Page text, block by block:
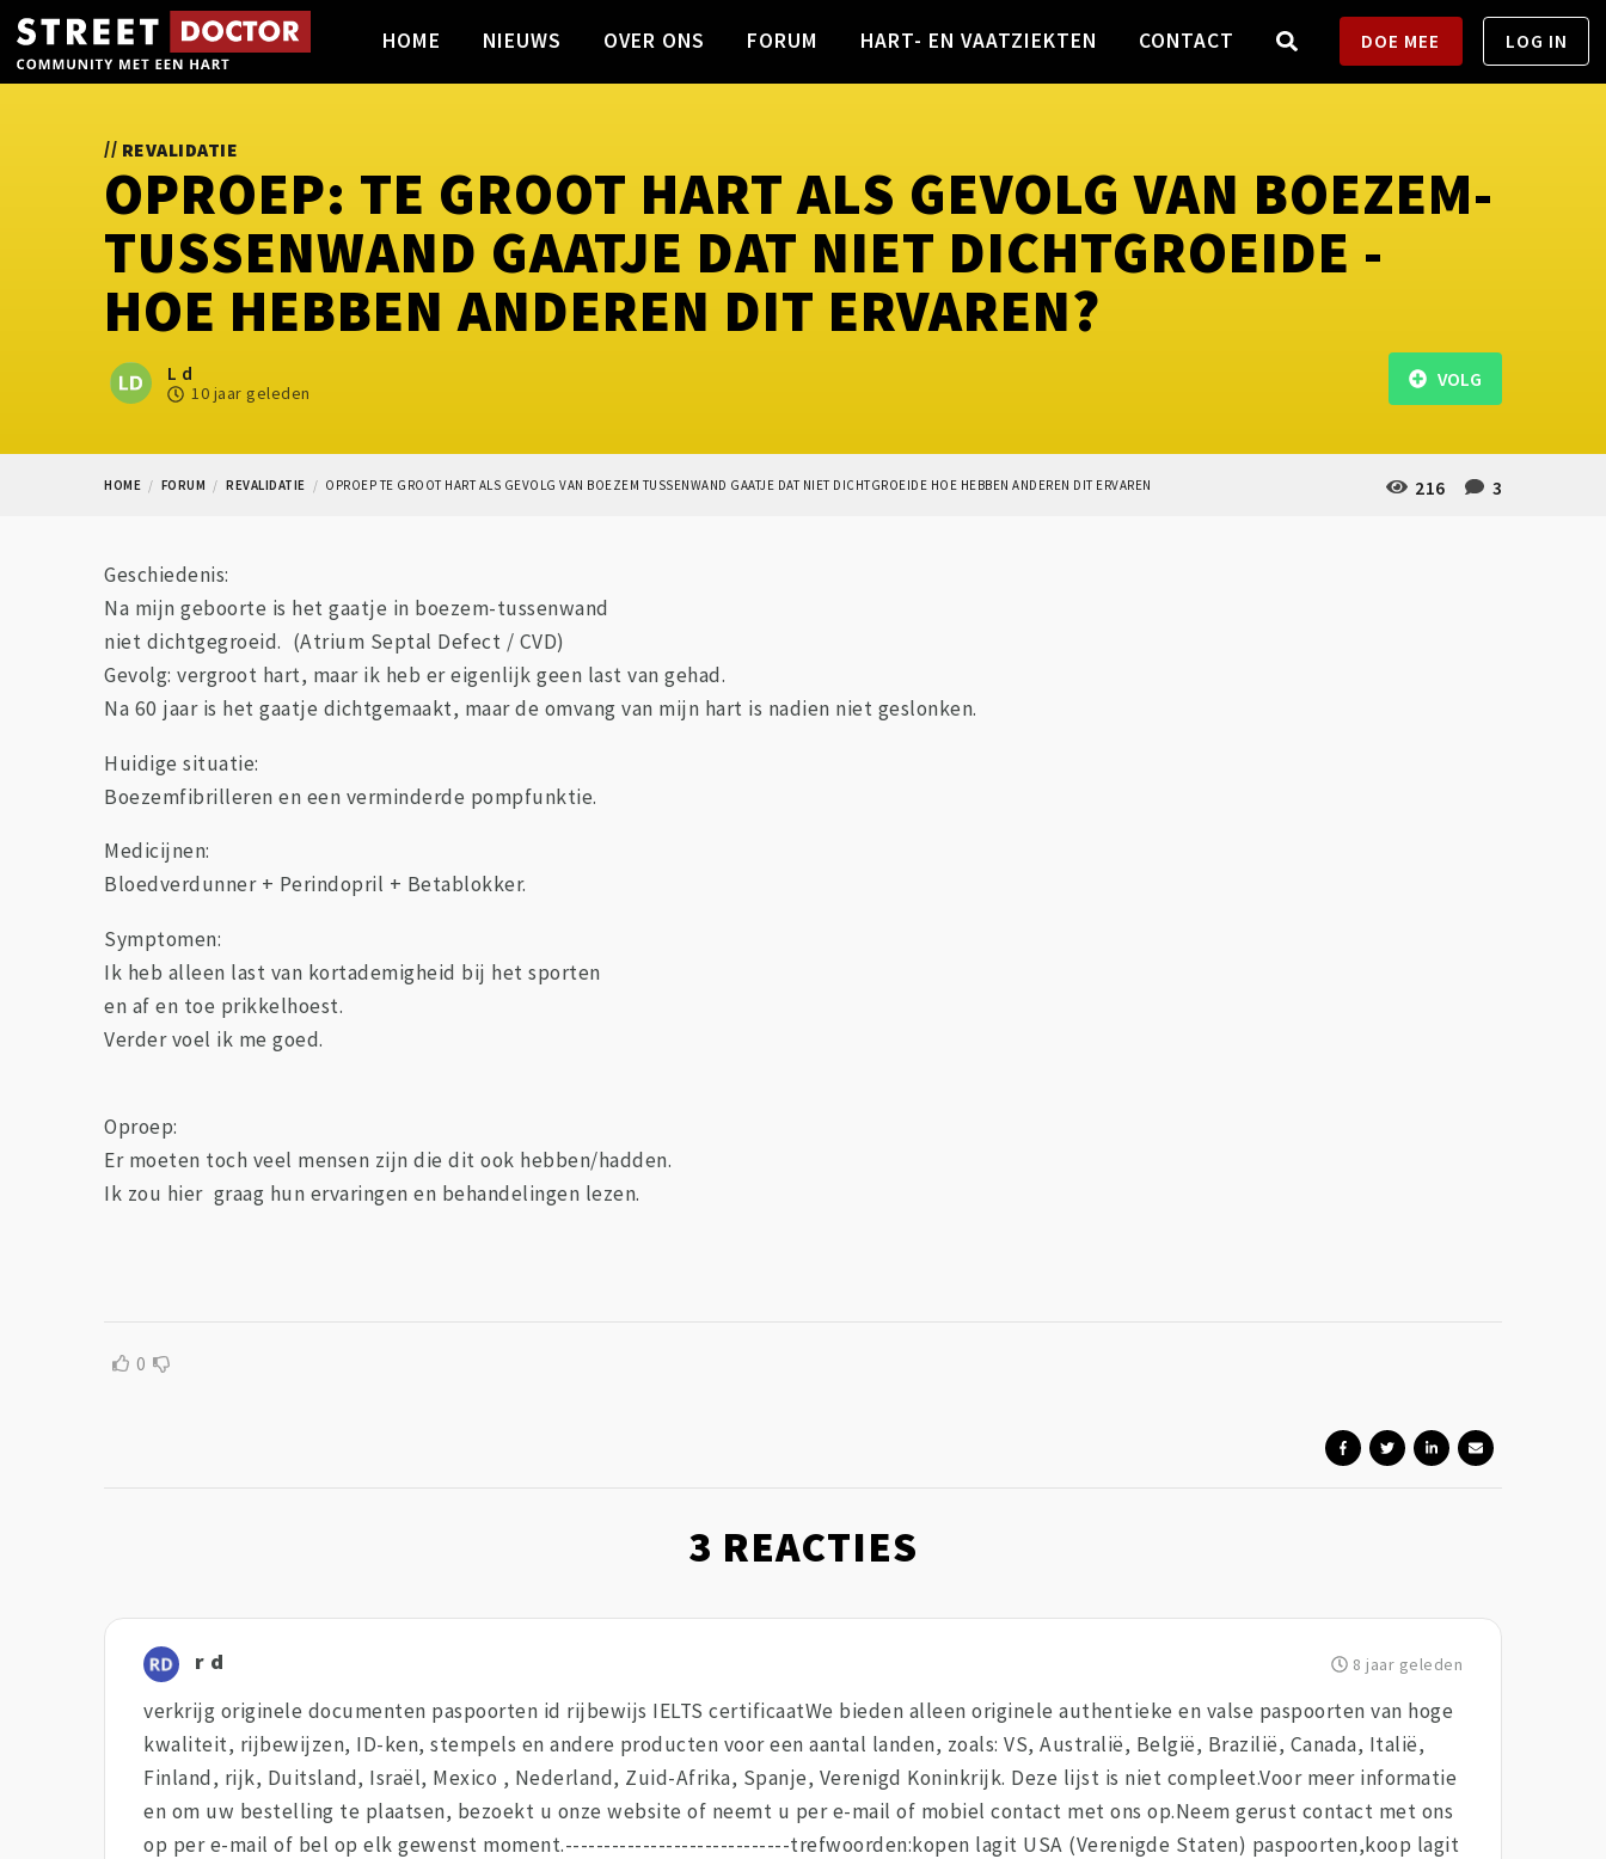
HOME NIEUWS OVER ONS FORUM HART- EN VAATZIEKTEN CONTACT DOE MEE LOG IN
// REVALIDATIE
OPROEP: TE GROOT HART ALS GEVOLG VAN BOEZEM-
TUSSENWAND GAATJE DAT NIET DICHTGROEIDE -
HOE HEBBEN ANDEREN DIT ERVAREN?
L d
10 jaar geleden
216 3
VOLG
HOME FORUM REVALIDATIE OPROEP TE GROOT HART ALS GEVOLG VAN BOEZEM TUSSENWAND GAATJE DAT NIET DICHTGROEIDE HOE HEBBEN ANDEREN DIT ERVAREN
Geschiedenis:
Na mijn geboorte is het gaatje in boezem-tussenwand
niet dichtgegroeid. (Atrium Septal Defect / CVD)
Gevolg: vergroot hart, maar ik heb er eigenlijk geen last van gehad.
Na 60 jaar is het gaatje dichtgemaakt, maar de omvang van mijn hart is nadien niet geslonken.
Huidige situatie:
Boezemfibrilleren en een verminderde pompfunktie.
Medicijnen:
Bloedverdunner + Perindopril + Betablokker.
Symptomen:
Ik heb alleen last van kortademigheid bij het sporten
en af en toe prikkelhoest.
Verder voel ik me goed.
Oproep:
Er moeten toch veel mensen zijn die dit ook hebben/hadden.
Ik zou hier graag hun ervaringen en behandelingen lezen.
0
3 REACTIES
r d 8 jaar geleden
verkrijg originele documenten paspoorten id rijbewijs IELTS certificaatWe bieden alleen originele authentieke en valse paspoorten van hoge
kwaliteit, rijbewijzen, ID-ken, stempels en andere producten voor een aantal landen, zoals: VS, Australië, België, Brazilië, Canada, Italië,
Finland, rijk, Duitsland, Israël, Mexico , Nederland, Zuid-Afrika, Spanje, Verenigd Koninkrijk. Deze lijst is niet compleet.Voor meer informatie
en om uw bestelling te plaatsen, bezoekt u onze website of neemt u per e-mail of mobiel contact met ons op.Neem gerust contact met ons
op per e-mail of bel op elk gewenst moment.-----------------------------trefwoorden:kopen lagit USA (Verenigde Staten) paspoorten,koop lagit